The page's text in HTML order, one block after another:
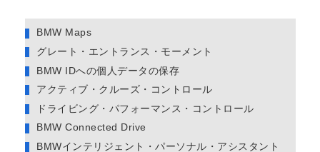
BMW Maps
グレート・エントランス・モーメント
BMW IDへの個人データの保存
アクティブ・クルーズ・コントロール
ドライビング・パフォーマンス・コントロール
BMW Connected Drive
BMWインテリジェント・パーソナル・アシスタント